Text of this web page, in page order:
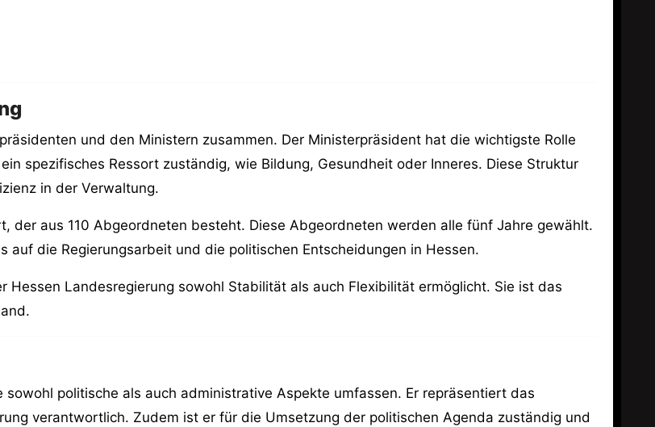
und den Ministern zusammen. Der Ministerpräsident hat die wichtigste Rolle
spezifisches Ressort zuständig, wie Bildung, Gesundheit oder Inneres. Diese Struktur
in der Verwaltung.
der aus 110 Abgeordneten besteht. Diese Abgeordneten werden alle fünf Jahre gewählt.
die Regierungsarbeit und die politischen Entscheidungen in Hessen.
Landesregierung sowohl Stabilität als auch Flexibilität ermöglicht. Sie ist das
politische als auch administrative Aspekte umfassen. Er repräsentiert das
verantwortlich. Zudem ist er für die Umsetzung der politischen Agenda zuständig und